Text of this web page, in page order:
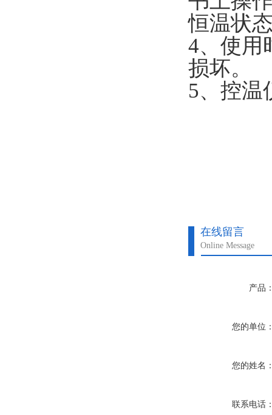
恒温状
4、使用
损坏。
5、控温
在线留言
Online Message
产品
您的单位
您的姓名
联系电话